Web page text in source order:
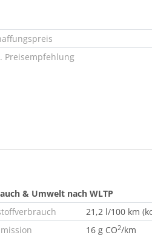
Preisempfehlung
& Umwelt nach WLTP
21,2 l/100 km
16 g CO2/km